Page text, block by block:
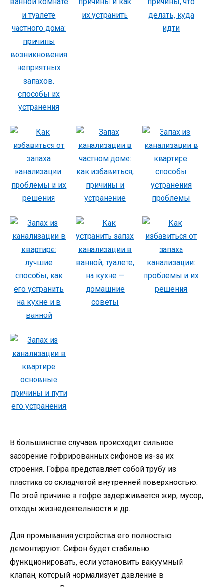
В большинстве случаев происходит сильное
засорение гофрированных сифонов из-за их
строения. Гофра представляет собой трубу из
пластика со складчатой внутренней поверхностью.
По этой причине в гофре задерживается жир, мусор,
отходы жизнедеятельности и др.
Для промывания устройства его полностью
демонтируют. Сифон будет стабильно
функционировать, если установить вакуумный
клапан, который нормализует давление в